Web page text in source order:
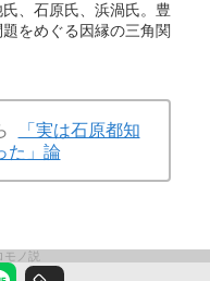
、石原氏、浜渦氏。豊
をめぐる因縁の三角関
「実は石原都知
た」論
ノ説